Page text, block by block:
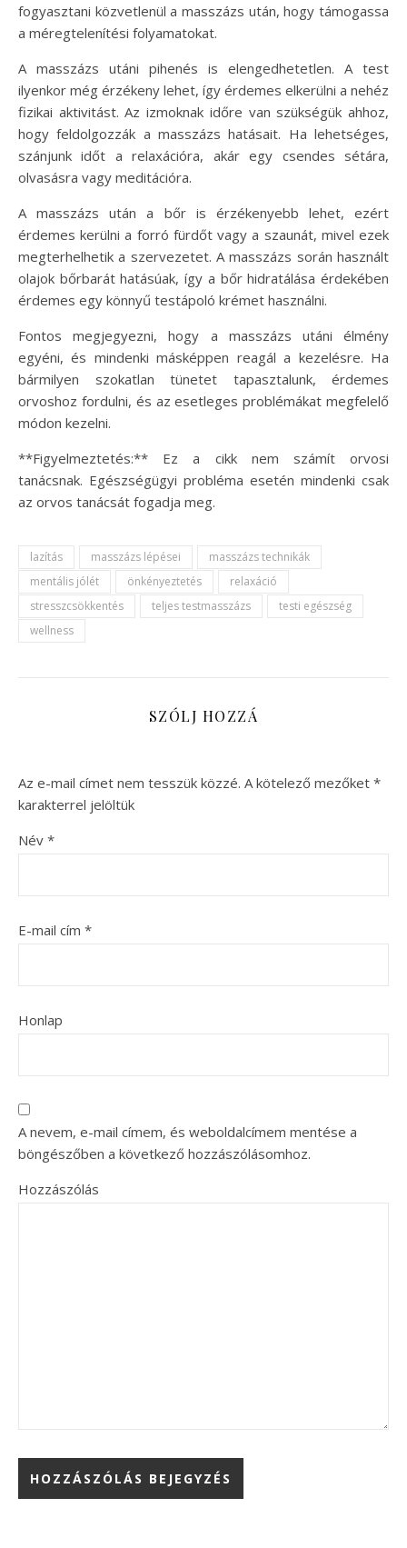
fogyasztani közvetlenül a masszázs után, hogy támogassa
a méregtelenítési folyamatokat.
A masszázs utáni pihenés is elengedhetetlen. A test
ilyenkor még érzékeny lehet, így érdemes elkerülni a nehéz
fizikai aktivitást. Az izmoknak időre van szükségük ahhoz,
hogy feldolgozzák a masszázs hatásait. Ha lehetséges,
szánjunk időt a relaxációra, akár egy csendes sétára,
olvasásra vagy meditációra.
A masszázs után a bőr is érzékenyebb lehet, ezért
érdemes kerülni a forró fürdőt vagy a szaunát, mivel ezek
megterhelhetik a szervezetet. A masszázs során használt
olajok bőrbarát hatásúak, így a bőr hidratálása érdekében
érdemes egy könnyű testápoló krémet használni.
Fontos megjegyezni, hogy a masszázs utáni élmény
egyéni, és mindenki másképpen reagál a kezelésre. Ha
bármilyen szokatlan tünetet tapasztalunk, érdemes
orvoshoz fordulni, és az esetleges problémákat megfelelő
módon kezelni.
**Figyelmeztetés:** Ez a cikk nem számít orvosi
tanácsnak. Egészségügyi probléma esetén mindenki csak
az orvos tanácsát fogadja meg.
lazítás masszázs lépései
masszázs technikák
mentális jólét
önkényeztetés
relaxáció
stresszcsökkentés
teljes testmasszázs
testi egészség
wellness
SZÓLJ HOZZÁ
Az e-mail címet nem tesszük közzé. A kötelező mezőket *
karakterrel jelöltük
Név *
E-mail cím *
Honlap
A nevem, e-mail címem, és weboldalcímem mentése a
böngészőben a következő hozzászólásomhoz.
Hozzászólás